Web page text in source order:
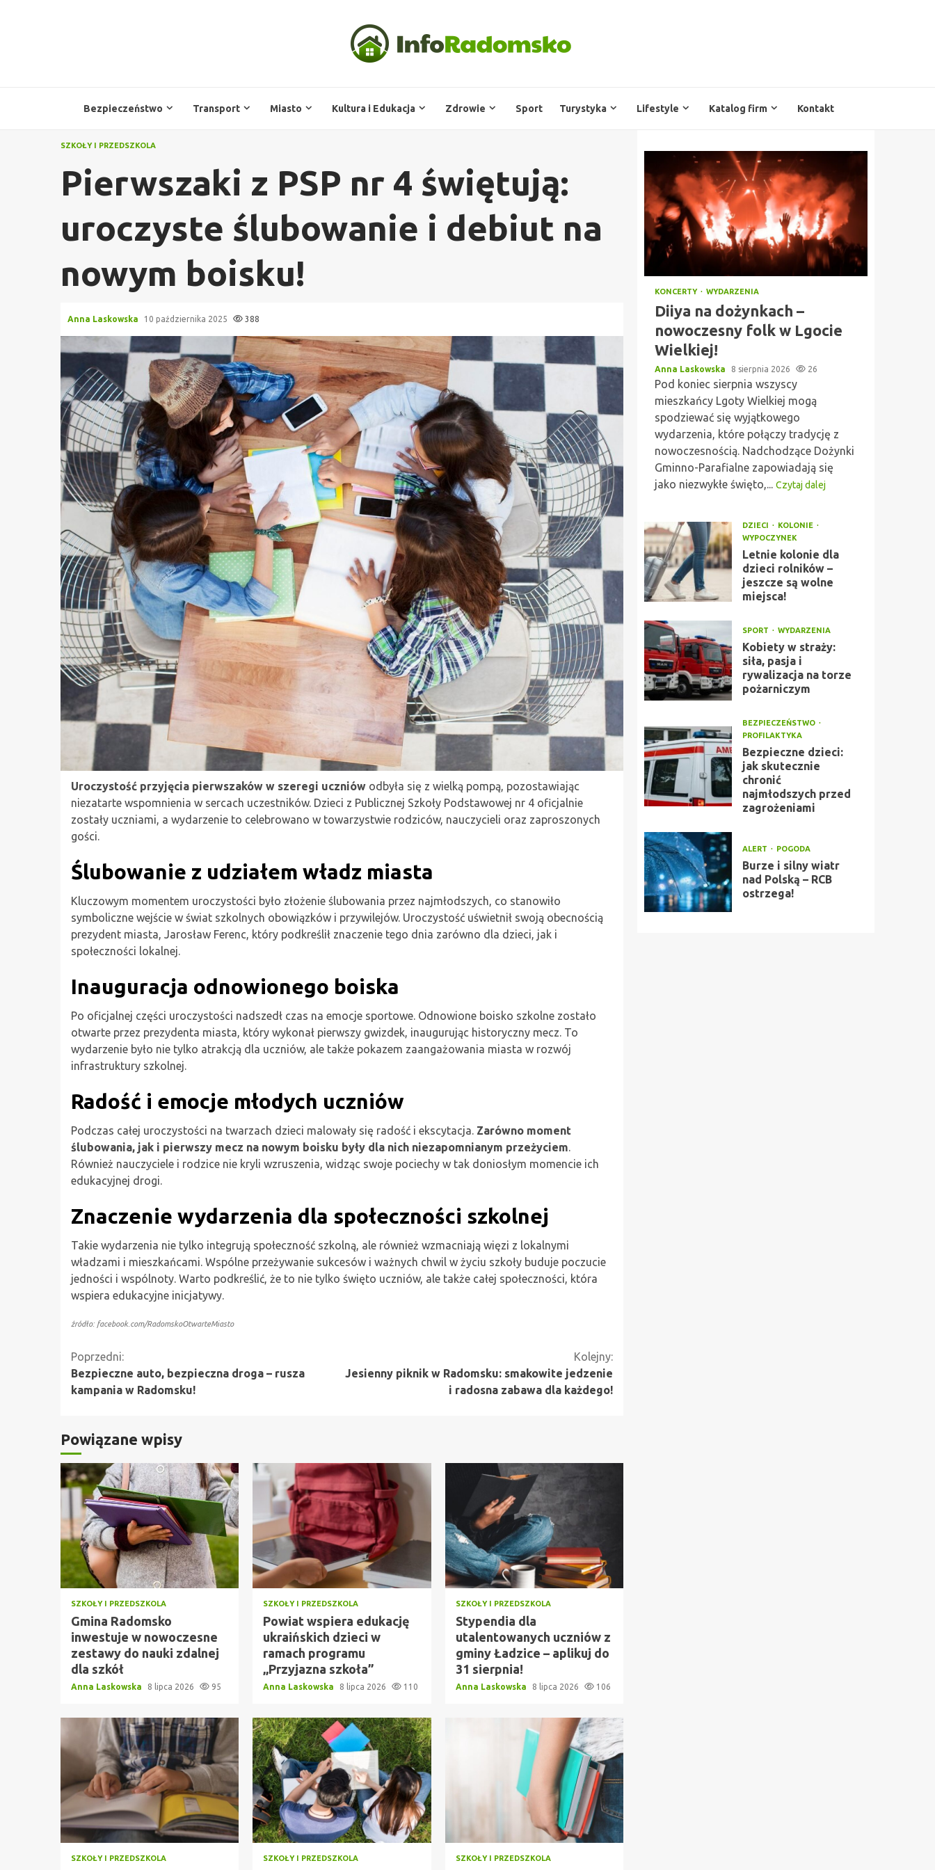
Bezpieczeństwo Transport Miasto Kultura i Edukacja Zdrowie Sport Turystyka Lifestyle Katalog firm Kontakt
SZKOŁY I PRZEDSZKOLA
Pierwszaki z PSP nr 4 świętują:
uroczyste ślubowanie i debiut na
nowym boisku!
Anna Laskowska 10 października 2025 388
Uroczystość przyjęcia pierwszaków w szeregi uczniów odbyła się z wielką pompą, pozostawiając
niezatarte wspomnienia w sercach uczestników. Dzieci z Publicznej Szkoły Podstawowej nr 4 oficjalnie
zostały uczniami, a wydarzenie to celebrowano w towarzystwie rodziców, nauczycieli oraz zaproszonych
gości.
Ślubowanie z udziałem władz miasta
Kluczowym momentem uroczystości było złożenie ślubowania przez najmłodszych, co stanowiło
symboliczne wejście w świat szkolnych obowiązków i przywilejów. Uroczystość uświetnił swoją obecnością
prezydent miasta, Jarosław Ferenc, który podkreślił znaczenie tego dnia zarówno dla dzieci, jak i
społeczności lokalnej.
Inauguracja odnowionego boiska
Po oficjalnej części uroczystości nadszedł czas na emocje sportowe. Odnowione boisko szkolne zostało
otwarte przez prezydenta miasta, który wykonał pierwszy gwizdek, inaugurując historyczny mecz. To
wydarzenie było nie tylko atrakcją dla uczniów, ale także pokazem zaangażowania miasta w rozwój
infrastruktury szkolnej.
Radość i emocje młodych uczniów
Podczas całej uroczystości na twarzach dzieci malowały się radość i ekscytacja. Zarówno moment
ślubowania, jak i pierwszy mecz na nowym boisku były dla nich niezapomnianym przeżyciem
Również nauczyciele i rodzice nie kryli wzruszenia, widząc swoje pociechy w tak doniosłym momencie ich
edukacyjnej drogi.
Znaczenie wydarzenia dla społeczności szkolnej
Takie wydarzenia nie tylko integrują społeczność szkolną, ale również wzmacniają więzi z lokalnymi
władzami i mieszkańcami. Wspólne przeżywanie sukcesów i ważnych chwil w życiu szkoły buduje poczucie
jedności i wspólnoty. Warto podkreślić, że to nie tylko święto uczniów, ale także całej społeczności, która
wspiera edukacyjne inicjatywy.
źródło: facebook.com/RadomskoOtwarteMiasto
Kontynuuj
czytanie
Poprzedni:
Bezpieczne auto, bezpieczna droga – rusza
kampania w Radomsku!
Kolejny:
Jesienny piknik w Radomsku: smakowite jedzenie
i radosna zabawa dla każdego!
Powiązane wpisy
SZKOŁY I PRZEDSZKOLA
Gmina Radomsko
inwestuje w nowoczesne
zestawy do nauki zdalnej
dla szkół
Anna Laskowska 8 lipca 2026 95
SZKOŁY I PRZEDSZKOLA
Powiat wspiera edukację
ukraińskich dzieci w
ramach programu
„Przyjazna szkoła”
Anna Laskowska 8 lipca 2026 110
SZKOŁY I PRZEDSZKOLA
Stypendia dla
utalentowanych uczniów z
gminy Ładzice – aplikuj do
31 sierpnia!
Anna Laskowska 8 lipca 2026 106
SZKOŁY I PRZEDSZKOLA SZKOŁY I PRZEDSZKOLA SZKOŁY I PRZEDSZKOLA
KONCERTY WYDARZENIA
Diiya na dożynkach –
nowoczesny folk w Lgocie
Wielkiej!
Anna Laskowska 8 sierpnia 2026 26
Pod koniec sierpnia wszyscy
mieszkańcy Lgoty Wielkiej mogą
spodziewać się wyjątkowego
wydarzenia, które połączy tradycję z
nowoczesnością. Nadchodzące Dożynki
Gminno-Parafialne zapowiadają się
jako niezwykłe święto,... Czytaj dalej
DZIECI
KOLONIE
WYPOCZYNEK
Letnie kolonie dla
dzieci rolników –
jeszcze są wolne
miejsca!
SPORT WYDARZENIA
Kobiety w straży:
siła, pasja i
rywalizacja na torze
pożarniczym
BEZPIECZEŃSTWO
PROFILAKTYKA
Bezpieczne dzieci:
jak skutecznie
chronić
najmłodszych przed
zagrożeniami
ALERT POGODA
Burze i silny wiatr
nad Polską – RCB
ostrzega!